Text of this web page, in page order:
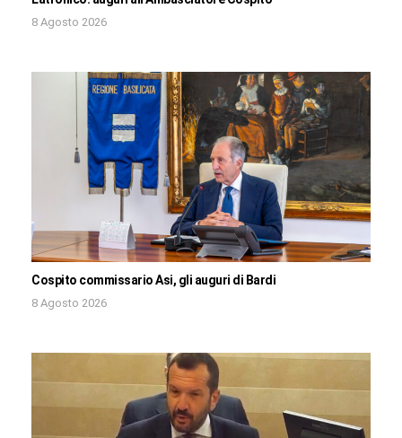
8 Agosto 2026
Cospito commissario Asi, gli auguri di Bardi
8 Agosto 2026